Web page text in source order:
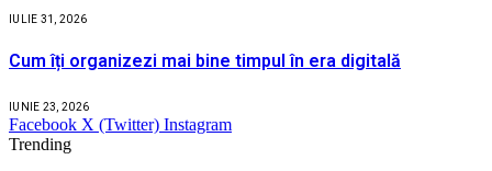
IULIE 31, 2026
Cum îți organizezi mai bine timpul în era digitală
IUNIE 23, 2026
Facebook X (Twitter) Instagram
Trending